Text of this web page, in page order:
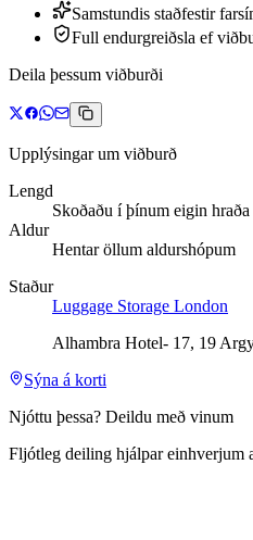
Samstundis staðfestir
Full endurgreiðsla ef
Deila þessum viðburði
Upplýsingar um viðburð
Lengd
Skoðaðu í þínum eigin hraða
Aldur
Hentar öllum aldurshópum
Staður
Luggage Storage London
Alhambra Hotel- 17, 19
Sýna á korti
Njóttu þessa? Deildu með vinum
Fljótleg deiling hjálpar einhverjum